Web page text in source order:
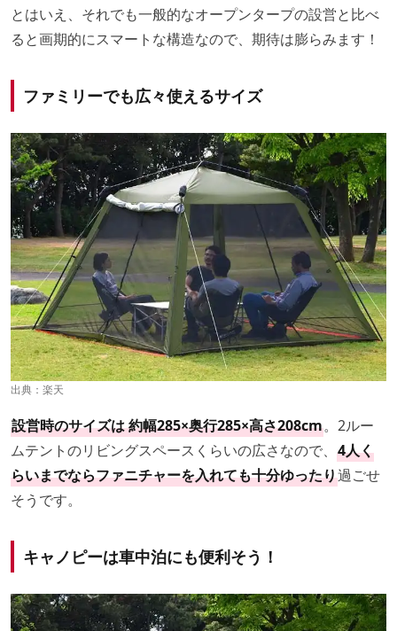
とはいえ、それでも一般的なオープンタープの設営と比べ
ると画期的にスマートな構造なので、期待は膨らみます！
ファミリーでも広々使えるサイズ
出典： 楽天
設営時のサイズは 約幅285×奥行285×高さ208cm。2ルー
ムテントのリビングスペースくらいの広さなので、 4人く
らいまでならファニチャーを入れても十分ゆったり過ごせ
そうです。
キャノピーは車中泊にも便利そう！